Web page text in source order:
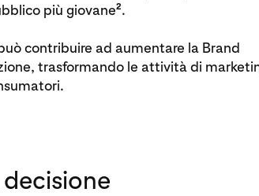
più giovane2.
contribuire ad aumentare la Brand
trasformando le attività di